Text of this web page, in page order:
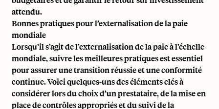
attendu.
Bonnes pratiques pour l’externalisation de la paie
mondiale
Lorsqu’il s’agit de l’externalisation de la paie à l’échelle
mondiale, suivre les meilleures pratiques est essentiel
pour assurer une transition réussie et une conformité
continue. Voici quelques-uns des éléments clés à
considérer lors du choix d’un prestataire, de la mise en
place de contrôles appropriés et du suivi de la